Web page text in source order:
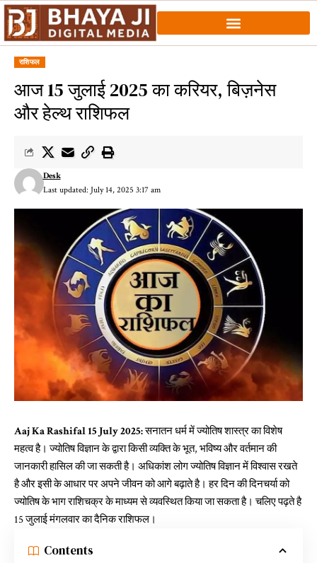
राशिफल
आज 15 जुलाई 2025 का करियर, बिज़नेस
और हेल्थ राशिफल
Last updated: July 14, 2025 3:17 am
Desk
Aaj Ka Rashifal 15 July 2025:सनातन धर्म में ज्योतिष शास्त्र का विशेष
महत्व है। ज्योतिष विज्ञान के द्वारा किसी व्यक्ति के भूत, भविष्य और वर्तमान की
जानकारी हासिल की जा सकती है। अधिकांश लोग ज्योतिष विज्ञान में विश्वास रखते
है और इसी के आधार पर अपने जीवन को आगे बढ़ाते है। हर दिन की दिनचर्या को
ज्योतिष के भाग राशिचक्र के माध्यम से व्यवस्थित किया जा सकता है। चलिए पढ़ते है
15 जुलाई मंगलवार का दैनिक राशिफल।
Contents